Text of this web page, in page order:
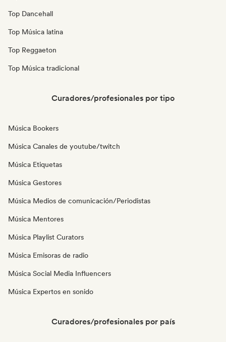
Top Dancehall
Top Música latina
Top Reggaeton
Top Música tradicional
Curadores/profesionales por tipo
Música Bookers
Música Canales de youtube/twitch
Música Etiquetas
Música Gestores
Música Medios de comunicación/Periodistas
Música Mentores
Música Playlist Curators
Música Emisoras de radio
Música Social Media Influencers
Música Expertos en sonido
Curadores/profesionales por país